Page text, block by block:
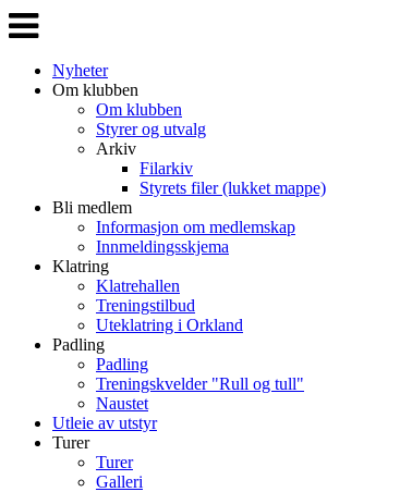
Veksle
navigasjon
Nyheter
Om klubben
Om klubben
Styrer og utvalg
Arkiv
Filarkiv
Styrets filer (lukket mappe)
Bli medlem
Informasjon om medlemskap
Innmeldingsskjema
Klatring
Klatrehallen
Treningstilbud
Uteklatring i Orkland
Padling
Padling
Treningskvelder "Rull og tull"
Naustet
Utleie av utstyr
Turer
Turer
Galleri